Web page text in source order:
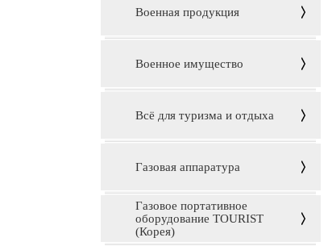
Военная продукция
Военное имущество
Всё для туризма и отдыха
Газовая аппаратура
Газовое портативное
оборудование TOURIST
(Корея)